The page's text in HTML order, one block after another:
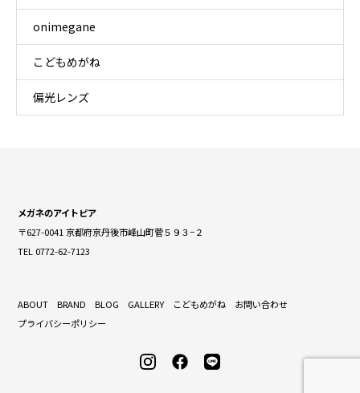
onimegane
こどもめがね
偏光レンズ
メガネのアイトピア
〒627-0041 京都府京丹後市峰山町菅５９３−２
TEL 0772-62-7123
ABOUT BRAND BLOG GALLERY こどもめがね
お問い合わせ
プライバシーポリシー